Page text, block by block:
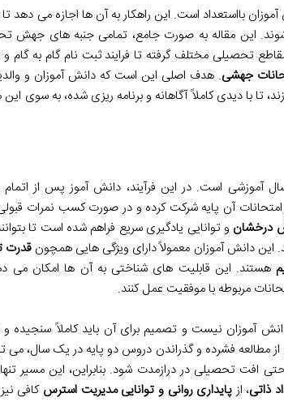
بااستعداد است. این راهکار به آن ها اجازه می دهد تا
این مقاله به صورت جامع، تمامی جنبه های جهش
تحصیلی مختلف گرفته تا فرایند ثبت نام گام به گام و
جهشی. هدف اصلی این است که دانش آموزان و
تا با دیدی کاملاً آگاهانه و برنامه ریزی شده، به سوی
است. در این فرآیند، دانش آموز پس از اتمام
آن پایه شرکت کرده و در صورت کسب نمرات
درخشان و توانایی یادگیری سریع فراهم شده است تا
دانش آموزان معمولاً دارای ویژگی هایی همچون قدرت
هستند. این قابلیت های شناختی به آن ها امکان می
مربوطه با موفقیت عمل کنند.
آموزان نیست و تصمیم برای آن باید کاملاً سنجیده
مطالعه فشرده و گذراندن دروس دو پایه در یک سال، می
افت تحصیلی در درازمدت شود. بنابراین، این مسیر
ذاتی، ازپایداری روانی و توانایی مدیریت استرس کافی